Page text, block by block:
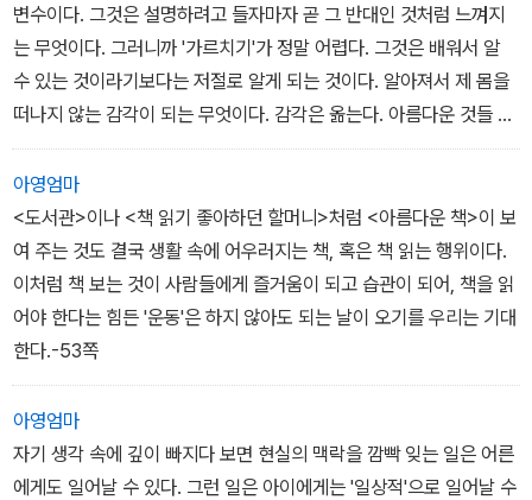
을 좀더 명확하게 자리매김할 수 있을 것이다. 게다가 책의 컬러 삽화
를 그대로 보여주는 종이질과 편집으로 이 평론집은 더욱 살아난다.
뒤편에는 이 책에서 언급된 그림책 작가들과 게재된 작품 목록들을
정리해놓았다. 본격적인 그림책 평론집.
변수이다. 그것은 설명하려고 들자마자 곧 그 반대인 것처럼 느껴지
는 무엇이다. 그러니까 '가르치기'가 정말 어렵다. 그것은 배워서 알
수 있는 것이라기보다는 저절로 알게 되는 것이다. 알아져서 제 몸을
떠나지 않는 감각이 되는 무엇이다. 감각은 옮는다. 아름다운 것들 속
에서 자란 아이들의 몸에 혹은 영혼에 아름다움이 옮는다.... 아름다움
은 어디에나 있다. 그림책 속에도 있다. 그리고 아이와 부모가 함께 나
누는 그림책 읽는 즐거움 속에도 있다.-11쪽
아영엄마
<도서관>이나 <책 읽기 좋아하던 할머니>처럼 <아름다운 책>이 보
여 주는 것도 결국 생활 속에 어우러지는 책, 혹은 책 읽는 행위이다.
이처럼 책 보는 것이 사람들에게 즐거움이 되고 습관이 되어, 책을 읽
어야 한다는 힘든 '운동'은 하지 않아도 되는 날이 오기를 우리는 기대
한다.-53쪽
아영엄마
자기 생각 속에 깊이 빠지다 보면 현실의 맥락을 깜빡 잊는 일은 어른
에게도 일어날 수 있다. 그런 일은 아이에게는 '일상적'으로 일어날 수